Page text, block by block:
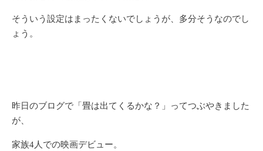
そういう設定はまったくないでしょうが、多分そうなのでし
ょう。
昨日のブログで「畳は出てくるかな？」ってつぶやきました
が、
家族4人での映画デビュー。